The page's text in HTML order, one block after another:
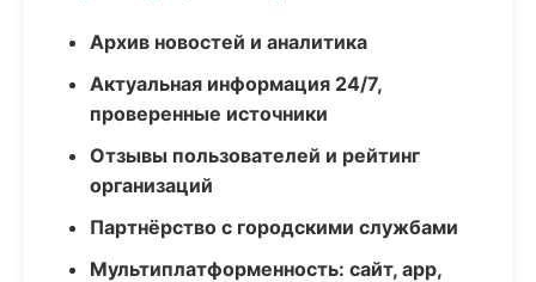
Архив новостей и аналитика
Актуальная информация 24/7,
проверенные источники
Отзывы пользователей и рейтинг
организаций
Партнёрство с городскими службами
Мультиплатформенность: сайт, app,